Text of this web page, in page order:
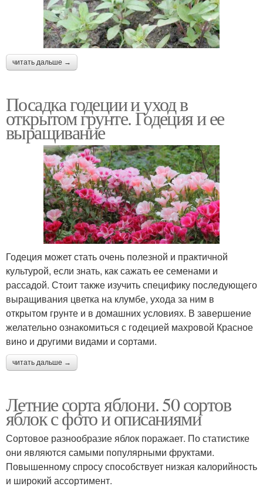
читать дальше →
Посадка годеции и уход в
открытом грунте. Годеция и ее
выращивание
Годеция может стать очень полезной и практичной
культурой, если знать, как сажать ее семенами и
рассадой. Стоит также изучить специфику последующего
выращивания цветка на клумбе, ухода за ним в
открытом грунте и в домашних условиях. В завершение
желательно ознакомиться с годецией махровой Красное
вино и другими видами и сортами.
читать дальше →
Летние сорта яблони. 50 сортов
яблок с фото и описаниями
Сортовое разнообразие яблок поражает. По статистике
они являются самыми популярными фруктами.
Повышенному спросу способствует низкая калорийность
и широкий ассортимент.